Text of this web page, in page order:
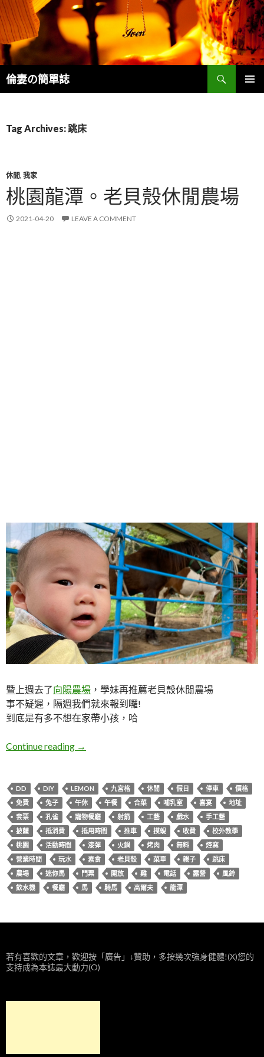
倫妻の簡單誌
Search
Tag Archives: 跳床
休閒, 我家
桃園龍潭。老貝殼休閒農場
2021-04-20 LEAVE A COMMENT
暨上週去了向陽農場 ，學妹再推薦老貝殼休閒農場
事不疑遲，隔週我們就來報到囉!
到底是有多不想在家帶小孩，哈
Continue reading 桃園龍潭。老貝殼休閒農場
→
DD DIY LEMON 九宮格 休閒 假日 停車
價格
免費
兔子 午休 午餐 合菜 哺乳室 喜宴
地址
套票
孔雀 寵物餐廳 射箭 工藝 戲水
手工藝
披薩
抵消費 抵用時間 推車 摸蜆 收費
校外教學
桃園
活動時間 漆彈 火鍋 烤肉 無料
焢窯
營業時間
玩水 素食 老貝殼 菜單 親子
跳床
農場
迷你馬 門票 開放 雞 電話 露營
風鈴
飲水機
餐廳 馬 騎馬 高爾夫 龍潭
若有喜歡的文章，歡迎按「廣告」↓贊助，多按幾次強身健體!(X)您的
支持成為本誌最大動力(O)